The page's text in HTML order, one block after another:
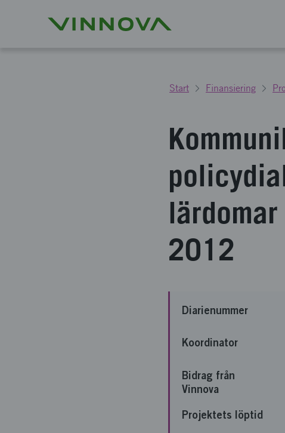
Start Finansiering
2012
Diarienummer
Koordinator
Bidrag från
Vinnova
Projektets löptid